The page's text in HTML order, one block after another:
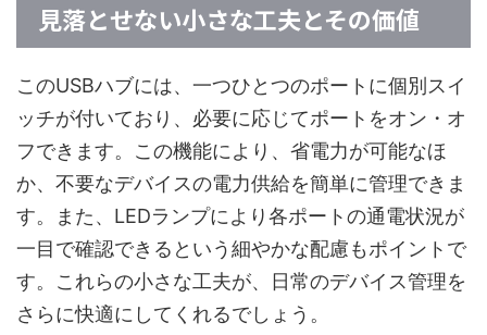
見落とせない小さな工夫とその価値
このUSBハブには、一つひとつのポートに個別スイ
ッチが付いており、必要に応じてポートをオン・オ
フできます。この機能により、省電力が可能なほ
か、不要なデバイスの電力供給を簡単に管理できま
す。また、LEDランプにより各ポートの通電状況が
一目で確認できるという細やかな配慮もポイントで
す。これらの小さな工夫が、日常のデバイス管理を
さらに快適にしてくれるでしょう。